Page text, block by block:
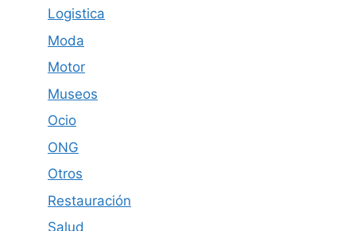
Logistica
Moda
Motor
Museos
Ocio
ONG
Otros
Restauración
Salud